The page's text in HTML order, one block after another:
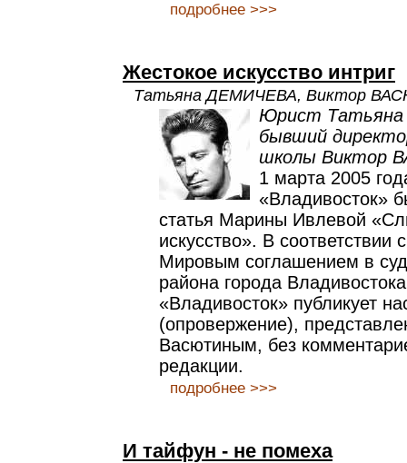
подробнее >>>
Жестокое искусство интриг
Татьяна ДЕМИЧЕВА, Виктор
Юрист
бывший
школы Виктор
1 марта 2005
«Владивосток»
статья Марины Ивлевой
искусство». В соответствии
Мировым соглашением в
района города
«Владивосток» публикует
(опровержение),
Васютиным, без
редакции.
подробнее >>>
И тайфун - не помеха